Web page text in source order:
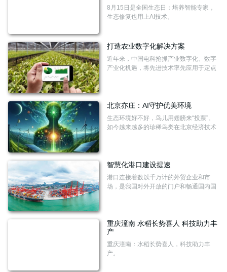
8月15日是全国生态日：培养智能专家，
生态修复也用上AI技术。
打造农业数字化解决方案
近年来，中国电科抢抓产业数字化、数字
产业化机遇，将先进技术率先应用于定点
力“汗水农业”加速转型为“智慧农业”，以数
字技术夯实大国粮仓根基。
北京亦庄：AI守护优美环境
生态环境好不好，鸟儿用翅膀来“投票”。
如今越来越多的珍稀鸟类在北京经济技术
智慧化港口建设提速
港口连接着数以千万计的外贸企业和市
场，是我国对外开放的门户和畅通国内国
展新机遇，它们怎样推进数字化、智能化
转型，在不断提升航运服务和保障水平方
面取得了哪些成效？
重庆潼南 水稻长势喜人 科技助力丰
产
重庆潼南：水稻长势喜人，科技助力丰
产。